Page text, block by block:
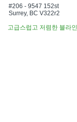
#206 - 9547 152st
Surrey, BC V322r2
고급스럽고 저렴한 블라